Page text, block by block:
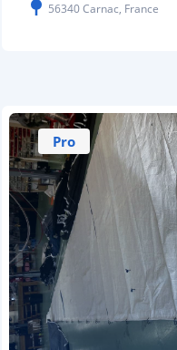
56340 Carnac, France
Pro